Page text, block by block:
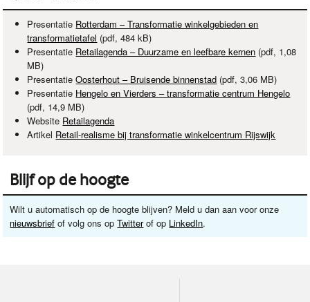
Presentatie Rotterdam – Transformatie winkelgebieden en
transformatietafel (pdf, 484 kB)
Presentatie Retailagenda – Duurzame en leefbare kernen (pdf, 1,08
MB)
PresentatieOosterhout – Bruisende binnenstad (pdf, 3,06 MB)
Presentatie Hengelo en Vierders – transformatie centrum Hengelo
(pdf, 14,9 MB)
Website Retailagenda
Artikel Retail-realisme bij transformatie winkelcentrum Rijswijk
Blijf op de hoogte
Wilt u automatisch op de hoogte blijven? Meld u dan aan voor onze
nieuwsbrief of volg ons opTwitterof op LinkedIn.